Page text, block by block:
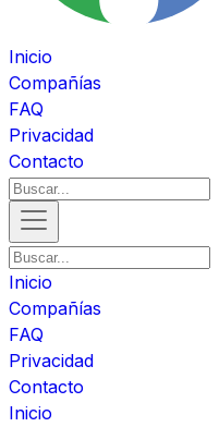
Inicio
Compañías
FAQ
Privacidad
Contacto
Inicio
Compañías
FAQ
Privacidad
Contacto
Inicio